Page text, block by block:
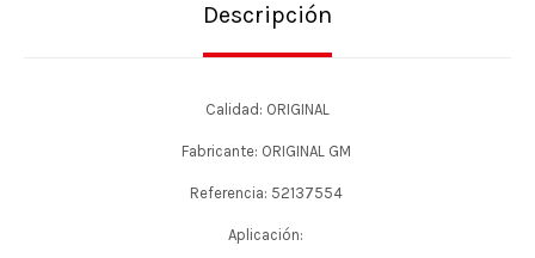
Descripción
Calidad: ORIGINAL
Fabricante: ORIGINAL GM
Referencia: 52137554
Aplicación: